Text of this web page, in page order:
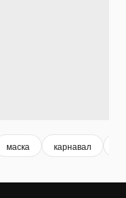
маска карнавал